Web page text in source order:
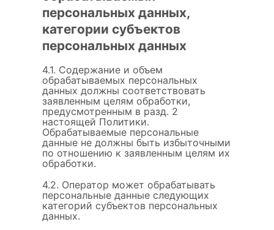
персональных данных,
категории субъектов
персональных данных
4.1. Содержание и объем
обрабатываемых персональных
данных должны соответствовать
заявленным целям обработки,
предусмотренным в разд. 2
настоящей Политики.
Обрабатываемые персональные
данные не должны быть избыточными
по отношению к заявленным целям их
обработки.
4.2. Оператор может обрабатывать
персональные данные следующих
категорий субъектов персональных
данных.